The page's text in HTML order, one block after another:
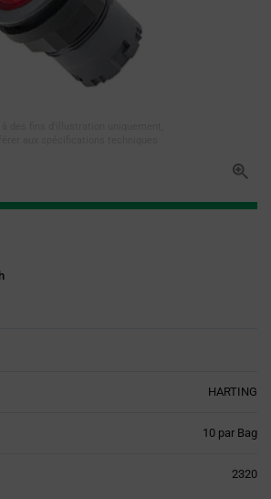
HARTING
10 par Bag
2320